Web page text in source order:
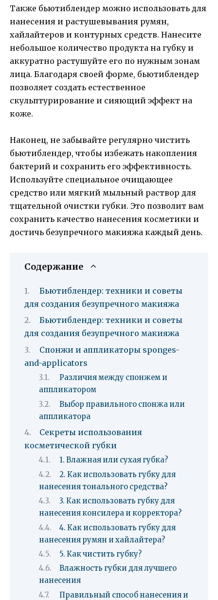
Также бьютиблендер можно использовать для
нанесения и растушевывания румян,
хайлайтеров и контурных средств. Нанесите
небольшое количество продукта на губку и
аккуратно растушуйте его по нужным зонам
лица. Благодаря своей форме, бьютиблендер
позволяет создать естественное
скульптурирование и сияющий эффект на
коже.
Наконец, не забывайте регулярно чистить
бьютиблендер, чтобы избежать накопления
бактерий и сохранить его эффективность.
Используйте специальное очищающее
средство или мягкий мыльный раствор для
тщательной очистки губки. Это позволит вам
сохранить качество нанесения косметики и
достичь безупречного макияжа каждый день.
Содержание
Бьютиблендер: техники и советы
для создания безупречного макияжа
Бьютиблендер: техники и советы
для создания безупречного макияжа
Спонжи и аппликаторы sponges-
and-applicators
Различия между спонжем и
аппликатором
Выбор правильного спонжа или
аппликатора
Секреты использования
косметической губки
1. Влажная или сухая губка?
2. Как использовать губку для
нанесения тонального средства?
3. Как использовать губку для
нанесения консилера и корректора?
4. Как использовать губку для
нанесения румян и хайлайтера?
5. Как чистить губку?
Влажность губки для лучшего
нанесения
Правильный способ нанесения и